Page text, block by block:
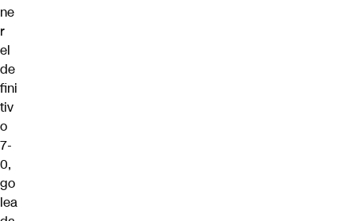
ne
r
el
de
fini
tiv
o
7-
0,
go
lea